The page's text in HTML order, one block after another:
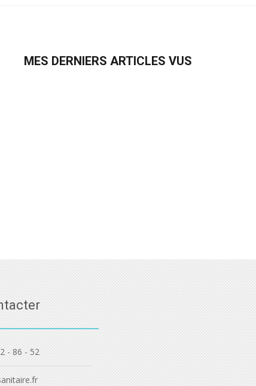
MES DERNIERS ARTICLES VUS
- 86 - 52